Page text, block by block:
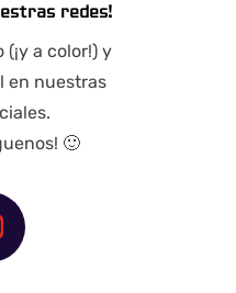
redes!
a color!) y
en nuestras
🙂